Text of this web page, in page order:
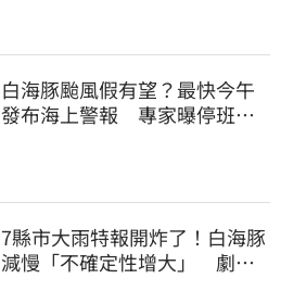
白海豚颱風假有望？最快今午
發布海上警報 專家曝停班停
7縣市大雨特報開炸了！白海豚
減慢「不確定性增大」 劇烈